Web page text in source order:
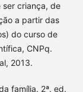
ser criança, de
a partir das
do curso de
CNPq.
2013.
família. 2ª. ed.